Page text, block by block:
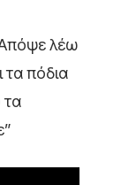
λέω
τα πόδια
τα